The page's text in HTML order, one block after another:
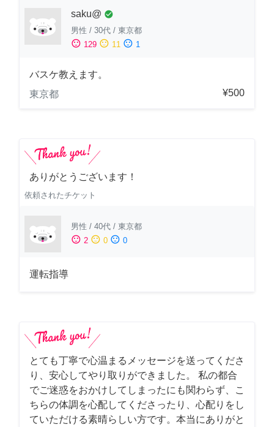
saku@ check_circle
男性 / 30代 / 東京都
sentiment_satisfied 129 sentiment_neutral 11 sentiment_dissatisfied 1
バスケ教えます。
東京都
¥500
ありがとうございます！
依頼されたチケット
男性 / 40代 / 東京都
sentiment_satisfied 2 sentiment_neutral 0 sentiment_dissatisfied 0
運転指導
とても丁寧で心温まるメッセージを送ってくださ
り、安心してやり取りができました。 私の都合
でご迷惑をおかけしてしまったにも関わらず、こ
ちらの体調を心配してくださったり、心配りをし
ていただける素晴らしい方です。本当にありがと